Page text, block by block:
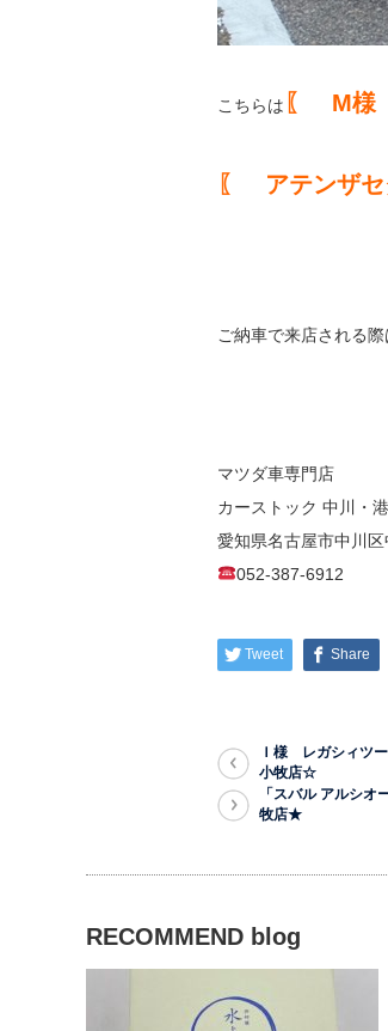
こちらは 〖 M様
〖 アテンザ
ご納車で来店される
マツダ車専門店
カーストック 中川・
愛知県名古屋市中川
052-387-6912
Tweet Share
Ｉ様 レガシィツ
小牧店☆
「スバル アルシ
牧店★
RECOMMEND blog